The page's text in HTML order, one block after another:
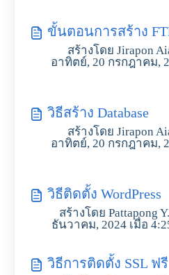
ขั้นตอนการสร้าง
สร้างโดย Jirapon
อาทิตย์, 20 กรกฎาคม,
วิธีสร้าง Database
สร้างโดย Jirapon
อาทิตย์, 20 กรกฎาคม,
วิธีติดตั้ง WordPress
สร้างโดย Pattapong
ธันวาคม, 2024 เมื่อ
วิธีการติดตั้ง SSL ฟรี